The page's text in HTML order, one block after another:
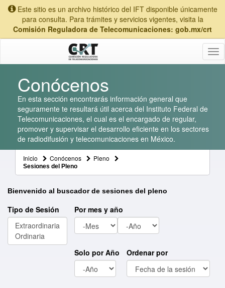
Este sitio es un archivo histórico del IFT disponible únicamente
para consulta. Para trámites y servicios vigentes, visita la
Comisión Reguladora de Telecomunicaciones: gob.mx/crt
Conócenos
En esta sección encontrarás información general que
seguramente te resultará útil acerca del Instituto Federal de
Telecomunicaciones, el cual es el encargado de regular,
promover y supervisar el desarrollo eficiente en los sectores
de radiodifusión y telecomunicaciones en México.
Inicio Conócenos Pleno
Sesiones del Pleno
Bienvenido al buscador de sesiones del pleno
Tipo de Sesión
Por mes y año
Mes
Año
Solo por Año
Año
Ordenar por